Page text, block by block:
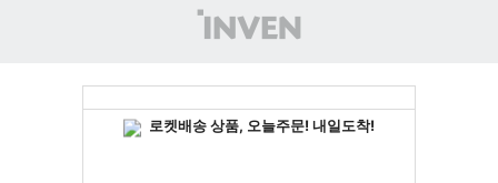
(주)
인